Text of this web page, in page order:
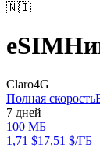
🇳🇮
eSIM
Claro4G
Полная скорость
7 дней
100 МБ
1,71 $17,51 $/ГБ